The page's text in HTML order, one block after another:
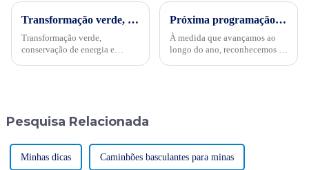
Transformação verde, conservação de energia e trabalho árduoPor ocasião da “34ª Semana Publicitária de Conservação de Energia” nacional de 2024, no dia 15 de maio, empresas internacionais realizaram projetos de energia
Transformação verde,
conservação de energia e
Próxima programação de férias de verão em SINOMACH-HI
À medida que avançamos ao
longo do ano, reconhecemos a
Pesquisa Relacionada
Minhas dicas Caminhões basculantes para minas